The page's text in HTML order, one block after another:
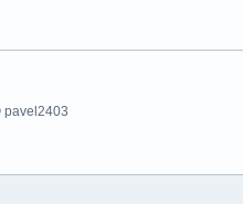
pavel2403